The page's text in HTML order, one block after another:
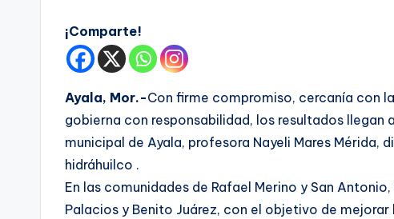
¡Comparte!
Ayala, Mor.-Con firme compromiso, cercanía con
gobierna con responsabilidad, los resultados llegan
municipal de Ayala, profesora Nayeli Mares
hidráhuilco .
En las comunidades de Rafael Merino y San
Palacios y Benito Juárez, con el objetivo de